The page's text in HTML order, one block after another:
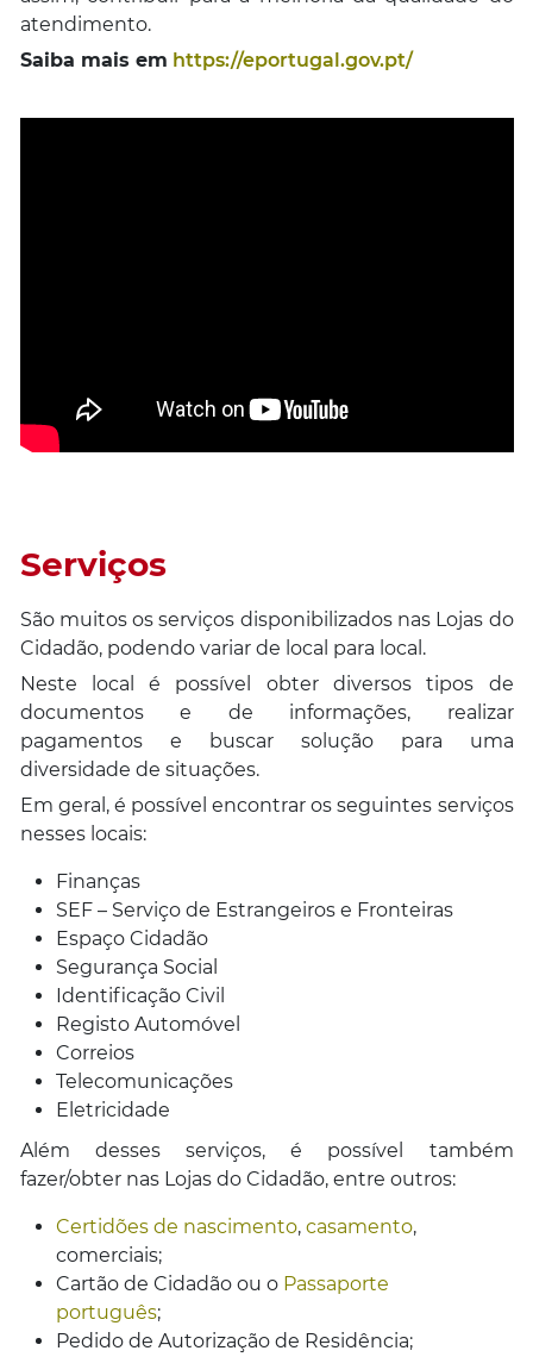
atendimento.
Saiba mais em https://eportugal.gov.pt/
Serviços
São muitos os serviços disponibilizados nas Lojas do
Cidadão, podendo variar de local para local.
Neste local é possível obter diversos tipos de
documentos e de informações, realizar
pagamentos e buscar solução para uma
diversidade de situações.
Em geral, é possível encontrar os seguintes serviços
nesses locais:
Finanças
SEF – Serviço de Estrangeiros e Fronteiras
Espaço Cidadão
Segurança Social
Identificação Civil
Registo Automóvel
Correios
Telecomunicações
Eletricidade
Além desses serviços, é possível também
fazer/obter nas Lojas do Cidadão, entre outros:
Certidões de nascimento, casamento,
comerciais;
Cartão de Cidadão ou o Passaporte
português;
Pedido de Autorização de Residência;